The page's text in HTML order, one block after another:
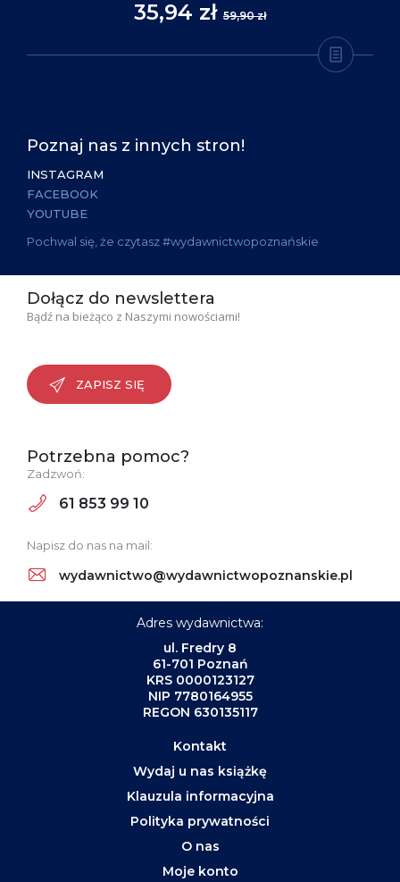
35,94 zł 59,90 zł
Poznaj nas z innych stron!
INSTAGRAM
FACEBOOK
YOUTUBE
Pochwal się, że czytasz #wydawnictwopoznańskie
Dołącz do newslettera
Bądź na bieżąco z Naszymi nowościami!
ZAPISZ SIĘ
Potrzebna pomoc?
Zadzwoń:
61 853 99 10
Napisz do nas na mail:
wydawnictwo@wydawnictwopoznanskie.pl
Adres wydawnictwa:
ul. Fredry 8
61-701 Poznań
KRS 0000123127
NIP 7780164955
REGON 630135117
Kontakt
Wydaj u nas książkę
Klauzula informacyjna
Polityka prywatności
O nas
Moje konto